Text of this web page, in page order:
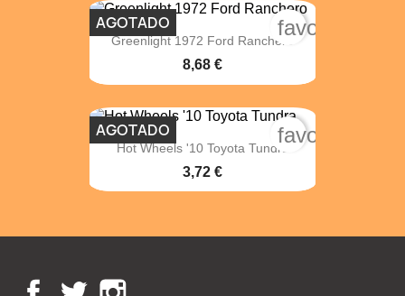
Greenlight 1972 Ford Ranchero
8,68 €
AGOTADO
Hot Wheels '10 Toyota Tundra
3,72 €
AGOTADO
Facebook
Twitter